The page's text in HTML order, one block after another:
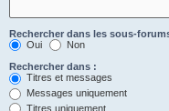
Rechercher dans les sous-
Oui
Non
Rechercher dans :
Titres et messages
Messages uniquement
Titres uniquement